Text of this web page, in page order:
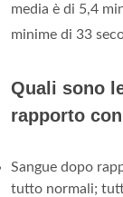
media è di 5,4
minime di 33
Quali sono
rapporto
Sangue dopo
tutto normali;